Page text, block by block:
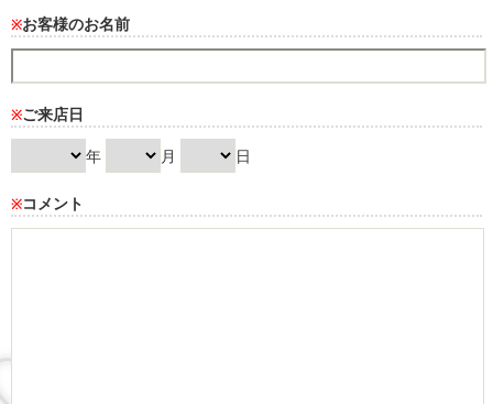
※お客様のお名前
※ご来店日
年 月 日
※コメント